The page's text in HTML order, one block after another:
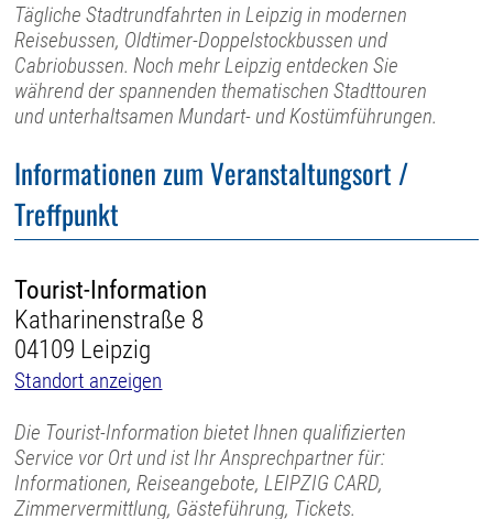
Tägliche Stadtrundfahrten in Leipzig in modernen
Reisebussen, Oldtimer-Doppelstockbussen und
Cabriobussen. Noch mehr Leipzig entdecken Sie
während der spannenden thematischen Stadttouren
und unterhaltsamen Mundart- und Kostümführungen.
Informationen zum Veranstaltungsort /
Treffpunkt
Tourist-Information
Katharinenstraße 8
04109 Leipzig
Standort anzeigen
Die Tourist-Information bietet Ihnen qualifizierten
Service vor Ort und ist Ihr Ansprechpartner für:
Informationen, Reiseangebote, LEIPZIG CARD,
Zimmervermittlung, Gästeführung, Tickets.